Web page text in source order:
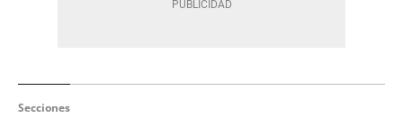
Secciones